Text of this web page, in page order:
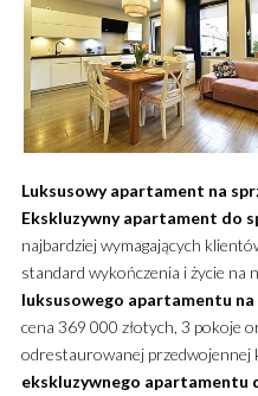
Luksusowy apartament na
Ekskluzywny apartament do
najbardziej wymagających
standard wykończenia i życie na
luksusowego apartamentu
cena 369 000 złotych, 3 pokoje
odrestaurowanej przedwojennej
ekskluzywnego apartamentu